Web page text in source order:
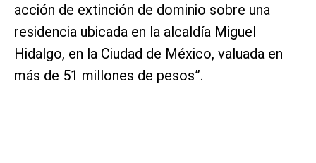
acción de extinción de dominio sobre una
residencia ubicada en la alcaldía Miguel
Hidalgo, en la Ciudad de México, valuada en
más de 51 millones de pesos”.